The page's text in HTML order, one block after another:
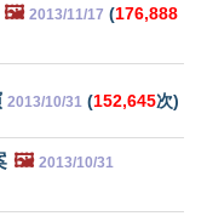
🖼️ 2013/11/17 (176,888
2013/10/31 (152,645次)
🖼️ 2013/10/31